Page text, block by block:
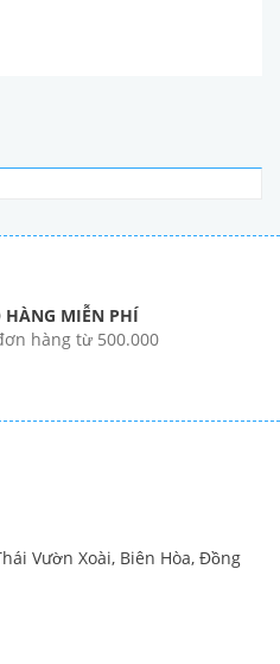
HÀNG MIỄN PHÍ
hàng từ 500.000
Vườn Xoài, Biên Hòa, Đồng